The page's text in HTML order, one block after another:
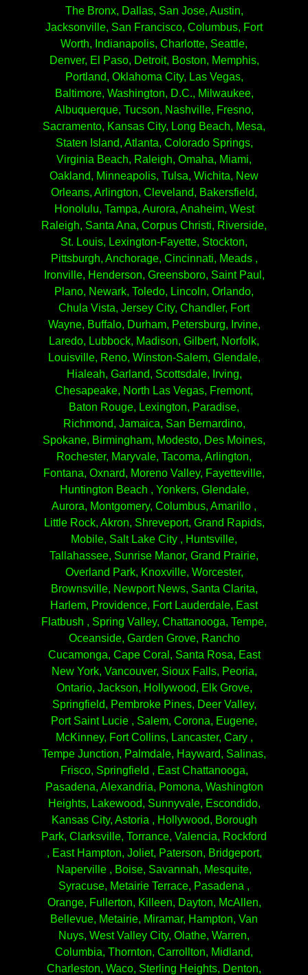
The Bronx, Dallas, San Jose, Austin,
Jacksonville, San Francisco, Columbus, Fort
Worth, Indianapolis, Charlotte, Seattle,
Denver, El Paso, Detroit, Boston, Memphis,
Portland, Oklahoma City, Las Vegas,
Baltimore, Washington, D.C., Milwaukee,
Albuquerque, Tucson, Nashville, Fresno,
Sacramento, Kansas City, Long Beach, Mesa,
Staten Island, Atlanta, Colorado Springs,
Virginia Beach, Raleigh, Omaha, Miami,
Oakland, Minneapolis, Tulsa, Wichita, New
Orleans, Arlington, Cleveland, Bakersfield,
Honolulu, Tampa, Aurora, Anaheim, West
Raleigh, Santa Ana, Corpus Christi, Riverside,
St. Louis, Lexington-Fayette, Stockton,
Pittsburgh, Anchorage, Cincinnati, Meads ,
Ironville, Henderson, Greensboro, Saint Paul,
Plano, Newark, Toledo, Lincoln, Orlando,
Chula Vista, Jersey City, Chandler, Fort
Wayne, Buffalo, Durham, Petersburg, Irvine,
Laredo, Lubbock, Madison, Gilbert, Norfolk,
Louisville, Reno, Winston-Salem, Glendale,
Hialeah, Garland, Scottsdale, Irving,
Chesapeake, North Las Vegas, Fremont,
Baton Rouge, Lexington, Paradise,
Richmond, Jamaica, San Bernardino,
Spokane, Birmingham, Modesto, Des Moines,
Rochester, Maryvale, Tacoma, Arlington,
Fontana, Oxnard, Moreno Valley, Fayetteville,
Huntington Beach , Yonkers, Glendale,
Aurora, Montgomery, Columbus, Amarillo ,
Little Rock, Akron, Shreveport, Grand Rapids,
Mobile, Salt Lake City , Huntsville,
Tallahassee, Sunrise Manor, Grand Prairie,
Overland Park, Knoxville, Worcester,
Brownsville, Newport News, Santa Clarita,
Harlem, Providence, Fort Lauderdale, East
Flatbush , Spring Valley, Chattanooga, Tempe,
Oceanside, Garden Grove, Rancho
Cucamonga, Cape Coral, Santa Rosa, East
New York, Vancouver, Sioux Falls, Peoria,
Ontario, Jackson, Hollywood, Elk Grove,
Springfield, Pembroke Pines, Deer Valley,
Port Saint Lucie , Salem, Corona, Eugene,
McKinney, Fort Collins, Lancaster, Cary ,
Tempe Junction, Palmdale, Hayward, Salinas,
Frisco, Springfield , East Chattanooga,
Pasadena, Alexandria, Pomona, Washington
Heights, Lakewood, Sunnyvale, Escondido,
Kansas City, Astoria , Hollywood, Borough
Park, Clarksville, Torrance, Valencia, Rockford
, East Hampton, Joliet, Paterson, Bridgeport,
Naperville , Boise, Savannah, Mesquite,
Syracuse, Metairie Terrace, Pasadena ,
Orange, Fullerton, Killeen, Dayton, McAllen,
Bellevue, Metairie, Miramar, Hampton, Van
Nuys, West Valley City, Olathe, Warren,
Columbia, Thornton, Carrollton, Midland,
Charleston, Waco, Sterling Heights, Denton,